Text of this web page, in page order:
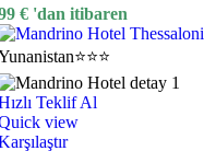
€ 'dan itibaren
⭐⭐⭐
Teklif Al
view